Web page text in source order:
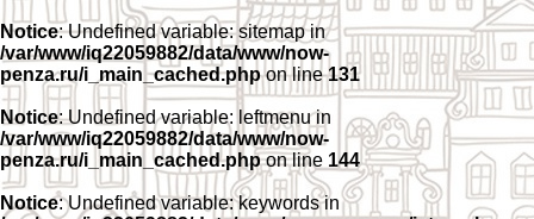
Notice: Undefined variable: sitemap in
/var/www/iq22059882/data/www/now-
penza.ru/i_main_cached.phpon line131
Notice: Undefined variable: leftmenu in
/var/www/iq22059882/data/www/now-
penza.ru/i_main_cached.phpon line 144
Notice: Undefined variable: keywords in